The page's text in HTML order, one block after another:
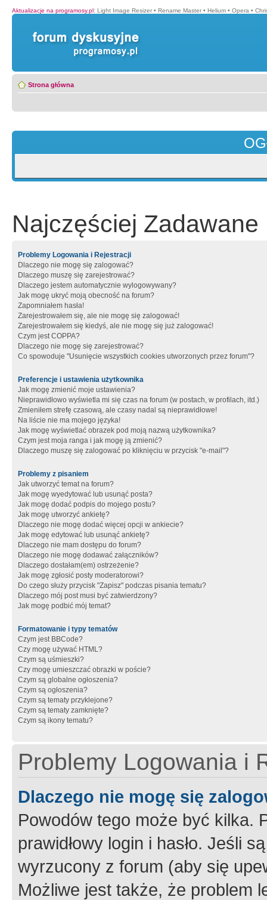
Aktualizacje na programosy.pl: Light Image Resizer • Rename Master • Helium • Opera •
Strona główna
Najczęściej Zadawane
Problemy Logowania i Rejestracji
Dlaczego nie mogę się zalogować?
Dlaczego muszę się zarejestrować?
Dlaczego jestem automatycznie wylogowywany?
Jak mogę ukryć moją obecność na forum?
Zapomniałem hasła!
Zarejestrowałem się, ale nie mogę się zalogować!
Zarejestrowałem się kiedyś, ale nie mogę się już zalogować!
Czym jest COPPA?
Dlaczego nie mogę się zarejestrować?
Co spowoduje "Usunięcie wszystkich cookies utworzonych przez forum"?
Preferencje i ustawienia użytkownika
Jak mogę zmienić moje ustawienia?
Nieprawidłowo wyświetla mi się czas na forum (w postach, w profilach, itd.)
Zmieniłem strefę czasową, ale czasy nadal są nieprawidłowe!
Na liście nie ma mojego języka!
Jak mogę wyświetlać obrazek pod moją nazwą użytkownika?
Czym jest moja ranga i jak mogę ją zmienić?
Dlaczego muszę się zalogować po kliknięciu w przycisk "e-mail"?
Problemy z pisaniem
Jak utworzyć temat na forum?
Jak mogę wyedytować lub usunąć posta?
Jak mogę dodać podpis do mojego postu?
Jak mogę utworzyć ankietę?
Dlaczego nie mogę dodać więcej opcji w ankiecie?
Jak mogę edytować lub usunąć ankietę?
Dlaczego nie mam dostępu do forum?
Dlaczego nie mogę dodawać załączników?
Dlaczego dostałam(em) ostrzeżenie?
Jak mogę zgłosić posty moderatorowi?
Do czego służy przycisk "Zapisz" podczas pisania tematu?
Dlaczego mój post musi być zatwierdzony?
Jak mogę podbić mój temat?
Formatowanie i typy tematów
Czym jest BBCode?
Czy mogę używać HTML?
Czym są uśmieszki?
Czy mogę umieszczać obrazki w poście?
Czym są globalne ogłoszenia?
Czym są ogłoszenia?
Czym są tematy przyklejone?
Czym są tematy zamknięte?
Czym są ikony tematu?
Problemy Logowania i
Dlaczego nie mogę się
Powodów tego może być kilka.
prawidłowy login i hasło. Jeśli
wyrzucony z forum (aby się
Możliwe jest także, że problem